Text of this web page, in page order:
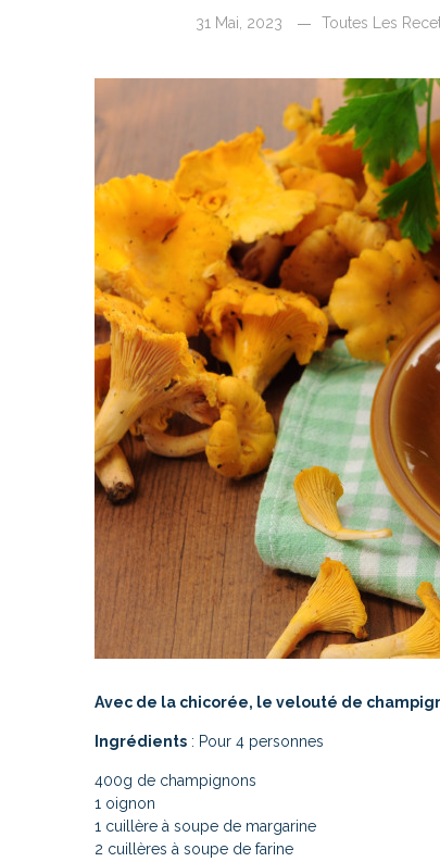
31 Mai, 2023 Toutes Les
Avec de la chicorée, le velouté de
Ingrédients : Pour 4 personnes
400g de champignons
1 oignon
1 cuillère à soupe de margarine
2 cuillères à soupe de farine